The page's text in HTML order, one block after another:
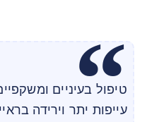
טיפול בעיניים
עייפות יתר וירידה